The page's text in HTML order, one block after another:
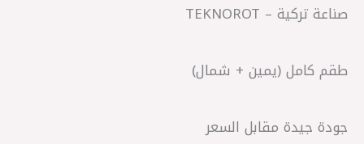
صناعة تركية – TEKNOROT
طقم كامل (يمين + شمال)
جودة جيدة مقابل السعر